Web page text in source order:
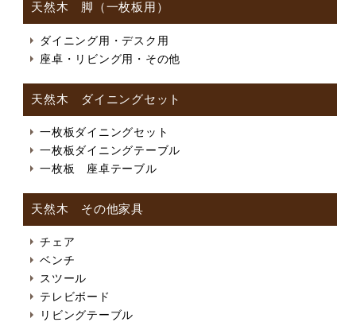
天然木 脚（一枚板用）
ダイニング用・デスク用
座卓・リビング用・その他
天然木 ダイニングセット
一枚板ダイニングセット
一枚板ダイニングテーブル
一枚板 座卓テーブル
天然木 その他家具
チェア
ベンチ
スツール
テレビボード
リビングテーブル